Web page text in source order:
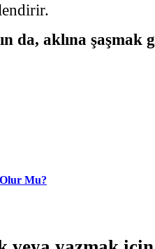
da, aklına şaşmak
Mu?